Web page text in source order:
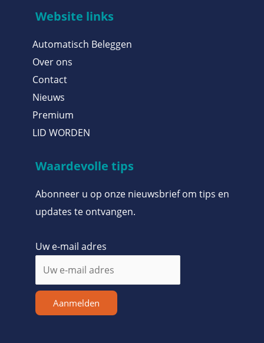
Website links
Automatisch Beleggen
Over ons
Contact
Nieuws
Premium
LID WORDEN
Waardevolle tips
Abonneer u op onze nieuwsbrief om tips en
updates te ontvangen.
Uw e-mail adres
Aanmelden